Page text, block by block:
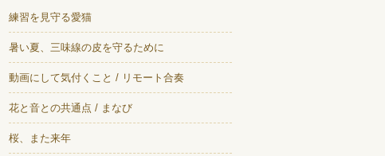
練習を見守る愛猫
暑い夏、三味線の皮を守るために
動画にして気付くこと / リモート合奏
花と音との共通点 / まなび
桜、また来年